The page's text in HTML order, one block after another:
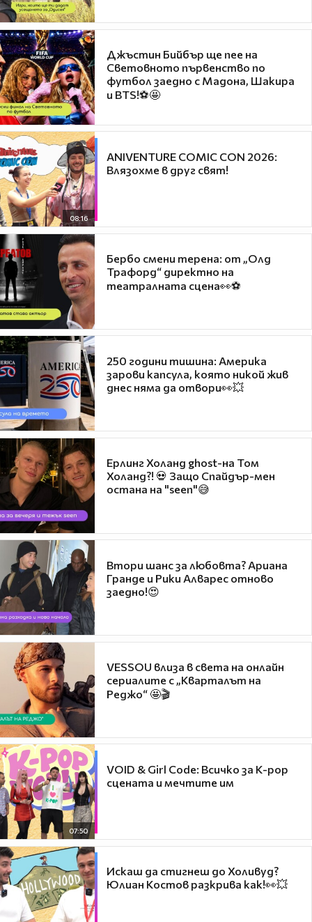
Джъстин Бийбър ще пее на
Световното първенство по
футбол заедно с Мадона, Шакира
и BTS!⚽🤩
08:16
ANIVENTURE COMIC CON 2026:
Влязохме в друг свят!
Бербо смени терена: от „Олд
Трафорд“ директно на
театралната сцена👀⚽
250 години тишина: Америка
зарови капсула, която никой жив
днес няма да отвори👀💥
Ерлинг Холанд ghost-на Том
Холанд?! 💀 Защо Спайдър-мен
остана на "seen"😅
Втори шанс за любовта? Ариана
Гранде и Рики Алварес отново
заедно!😍
VESSOU влиза в света на онлайн
сериалите с „Кварталът на
Реджо“ 🤩🎬
07:50
VOID & Girl Code: Всичко за K-pop
сцената и мечтите им
Искаш да стигнеш до Холивуд?
Юлиан Костов разкрива как!👀💥